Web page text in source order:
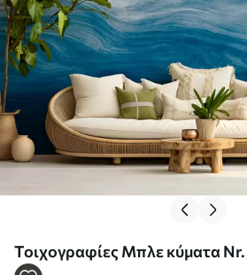
Τοιχογραφίες Μπλε κύματα